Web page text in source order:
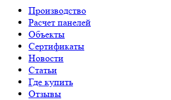
Производство
Расчет панелей
Объекты
Сертификаты
Новости
Статьи
Где купить
Отзывы